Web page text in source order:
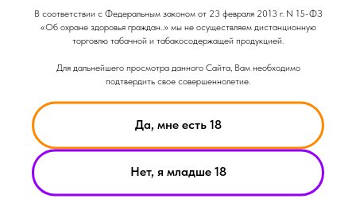
В соответствии с Федеральным законом от 23 февраля 2013 г. N 15-ФЗ
«Об охране здоровья граждан..» мы не осуществляем дистанционную
торговлю табачной и табакосодержащей продукцией.
Для дальнейшего просмотра данного Сайта, Вам необходимо
подтвердить свое совершеннолетие.
Да, мне есть 18
Нет, я младше 18
МАТЕРИАЛЫ НА САЙТЕ НЕ ЯВЛЯЮТСЯ ПРЕДЛОЖЕНИЯМИ О
ПРЯМОЙ ПОКУПКЕ ИЛИ ПРОДАЖИ ПРОДУКЦИИ КОМПАНИИ
Политика конфиденциальности
Пользовательское соглашение
ИП АРХИПОВ А.А.
ИНН 213008183459